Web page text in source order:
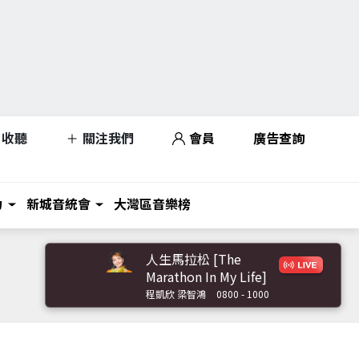
收聽 關注我們 會員 廣告查詢
新城音統會 大灣區音樂榜
人生馬拉松 [The
Marathon In My Life]
程凱欣 梁智鴻 0800 - 1000